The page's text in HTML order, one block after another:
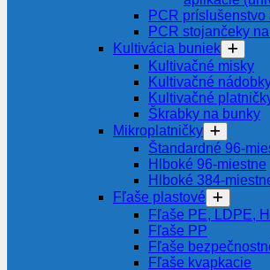
PCR príslušenstvo
PCR stojančeky
Kultivácia buniek
Kultivačné misky
Kultivačné
Kultivačné
Škrabky na bunky
Mikroplatničky
Štandardné 96-
Hlboké 96-miestne
Hlboké 384-
Fľaše plastové
Fľaše PE, LDPE,
Fľaše PP
Fľaše
Fľaše kvapkacie